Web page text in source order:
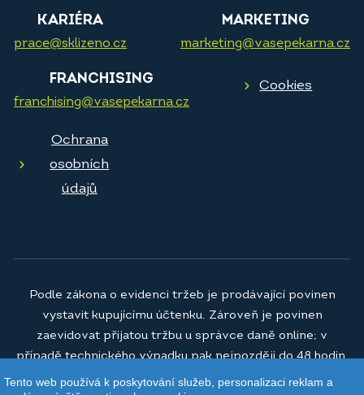
KARIÉRA
prace@sklizeno.cz
MARKETING
marketing@vasepekarna.cz
FRANCHISING
franchising@vasepekarna.cz
Cookies
Ochrana
osobních
údajů
© 2026Vaše pekárna a.s.
Podle zákona o evidenci tržeb je prodávající povinen
vystavit kupujícímu účtenku. Zároveň je povinen
zaevidovat přijatou tržbu u správce daně online; v
případě technického výpadku pak nejpozději do 48 hodin.
Tento web používá k poskytování služeb, personalizaci reklam a